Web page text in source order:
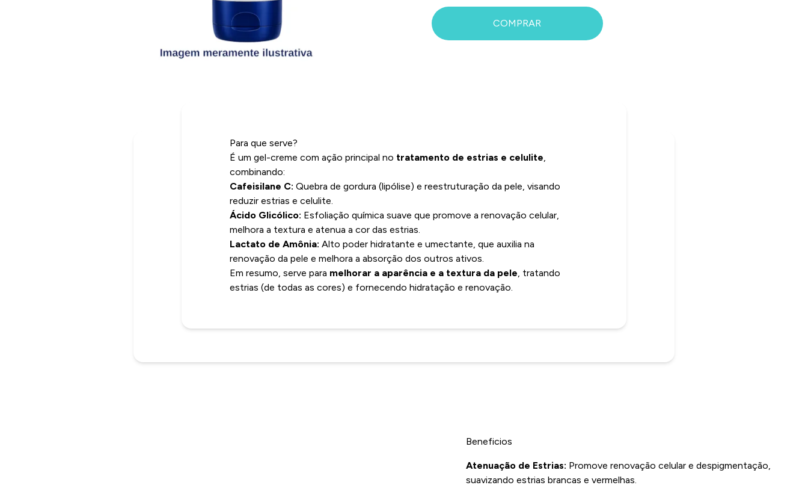
COMPRAR
Para que serve?
É um gel-creme com ação principal no tratamento de estrias e celulite,
combinando:
Cafeisilane C: Quebra de gordura (lipólise) e reestruturação da pele, visando
reduzir estrias e celulite.
Ácido Glicólico: Esfoliação química suave que promove a renovação celular,
melhora a textura e atenua a cor das estrias.
Lactato de Amônia: Alto poder hidratante e umectante, que auxilia na
renovação da pele e melhora a absorção dos outros ativos.
Em resumo, serve para melhorar a aparência e a textura da pele, tratando
estrias (de todas as cores) e fornecendo hidratação e renovação.
Beneficios
Atenuação de Estrias: Promove renovação celular e despigmentação,
suavizando estrias brancas e vermelhas.